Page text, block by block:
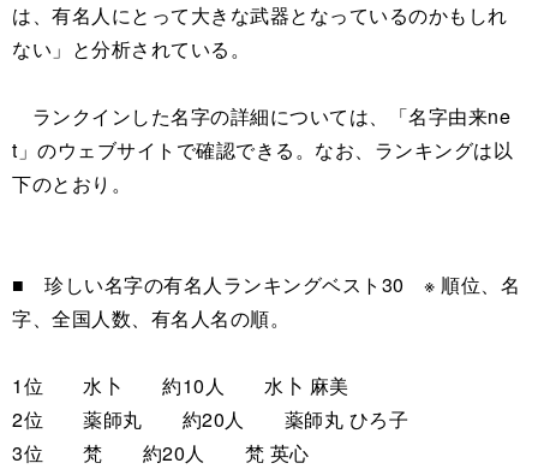
は、有名人にとって大きな武器となっているのかもしれ
ない」と分析されている。
ランクインした名字の詳細については、「名字由来ne
t」のウェブサイトで確認できる。なお、ランキングは以
下のとおり。
■ 珍しい名字の有名人ランキングベスト30 ※ 順位、名
字、全国人数、有名人名の順。
1位 水卜 約10人 水卜 麻美
2位 薬師丸 約20人 薬師丸 ひろ子
3位 梵 約20人 梵 英心